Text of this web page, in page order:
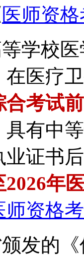
医师资
学校
在医疗
合考试前
具有中
业证书
2026年
师资格
发的